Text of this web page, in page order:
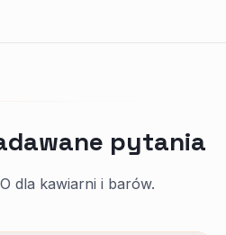
pytania
dla kawiarni i barów.